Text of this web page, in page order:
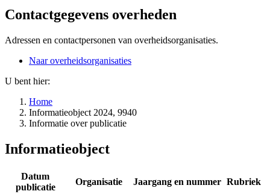
Contactgegevens overheden
Adressen en contactpersonen van overheidsorganisaties.
Naar overheidsorganisaties
U bent hier:
Home
Informatieobject 2024, 9940
Informatie over publicatie
Informatieobject
Datum
publicatie
Organisatie Jaargang en nummer Rubriek